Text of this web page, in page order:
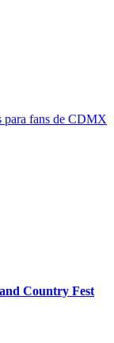
para fans de CDMX
Country Fest